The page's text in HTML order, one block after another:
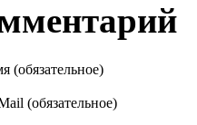
(обязательное)
(обязательное)